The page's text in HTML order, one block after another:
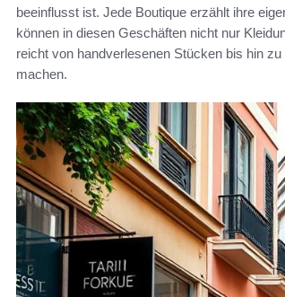
beeinflusst ist. Jede Boutique erzählt ihre
können in diesen Geschäften nicht nur
reicht von handverlesenen Stücken bis hin
machen.